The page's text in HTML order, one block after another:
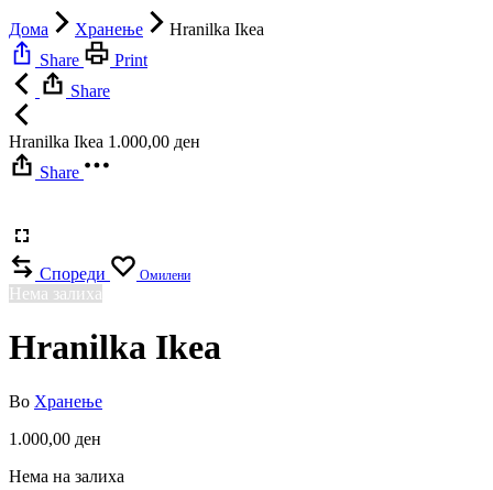
Дома Хранење
Hranilka Ikea
Share
Print
Share
Hranilka Ikea 1.000,00 ден
Share
Спореди Омилени
Нема залиха
Hranilka Ikea
Во Хранење
1.000,00 ден
Нема на залиха